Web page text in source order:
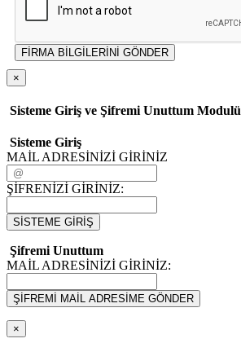
FİRMA BİLGİLERİNİ GÖNDER
×
Sisteme Giriş ve Şifremi Unuttum Modulü
Sisteme Giriş
MAİL ADRESİNİZİ GİRİNİZ
ŞİFRENİZİ GİRİNİZ:
SİSTEME GİRİŞ
Şifremi Unuttum
MAİL ADRESİNİZİ GİRİNİZ:
ŞİFREMİ MAİL ADRESİME GÖNDER
×